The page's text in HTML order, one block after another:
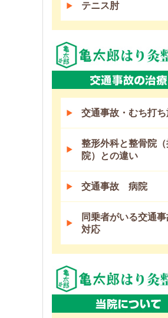
テニス肘
交通事故・むち打
整形外科と整骨院
院）との違い
交通事故 病院
同乗者がいる交通
対応